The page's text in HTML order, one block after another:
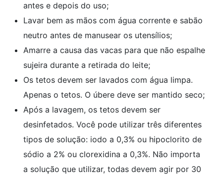
antes e depois do uso;
Lavar bem as mãos com água corrente e sabão
neutro antes de manusear os utensílios;
Amarre a causa das vacas para que não espalhe
sujeira durante a retirada do leite;
Os tetos devem ser lavados com água limpa.
Apenas o tetos. O úbere deve ser mantido seco;
Após a lavagem, os tetos devem ser
desinfetados. Você pode utilizar três diferentes
tipos de solução: iodo a 0,3% ou hipoclorito de
sódio a 2% ou clorexidina a 0,3%. Não importa
a solução que utilizar, todas devem agir por 30